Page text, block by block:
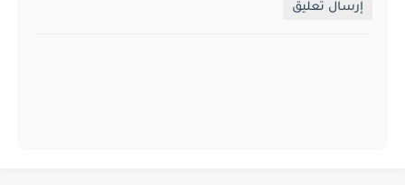
إرسال تعليق